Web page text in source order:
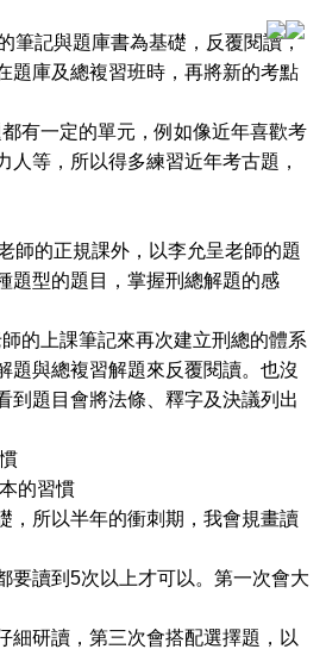
筆記與題庫書為基礎，反覆閱讀，
題庫及總複習班時，再將新的考點
有一定的單元，例如像近年喜歡考
人等，所以得多練習近年考古題，
師的正規課外，以李允呈老師的題
題型的題目，掌握刑總解題的感
的上課筆記來再次建立刑總的體系
題與總複習解題來反覆閱讀。也沒
到題目會將法條、釋字及決議列出
的習慣
，所以半年的衝刺期，我會規畫讀
要讀到 5次以上才可以。第一次會大
細研讀，第三次會搭配選擇題，以